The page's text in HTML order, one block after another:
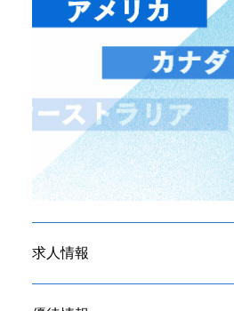
求人情報